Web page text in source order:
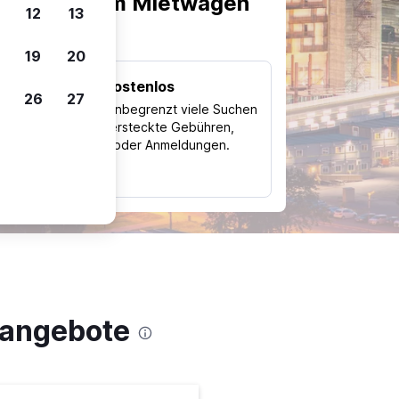
Kostenlos
Nutze unbegrenzt viele Suchen
ohne versteckte Gebühren,
Kosten oder Anmeldungen.
12 13
19 20
26 27